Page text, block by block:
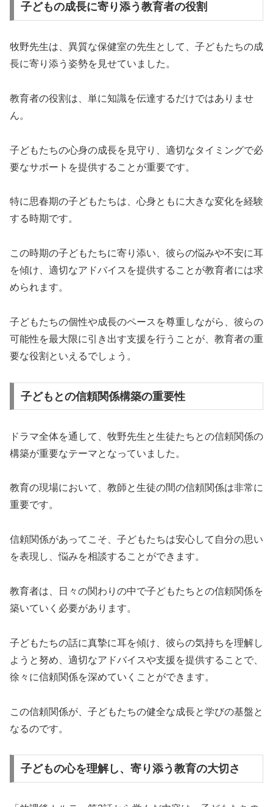
子どもの成長に寄り添う教育者の役割
牧野先生は、異質な保健室の先生として、子どもたちの成
長に寄り添う姿勢を見せていました。
教育者の役割は、単に知識を伝達するだけではありませ
ん。
子どもたちの心身の成長を見守り、適切なタイミングで必
要なサポートを提供することが重要です。
特に思春期の子どもたちは、心身ともに大きな変化を経験
する時期です。
この時期の子どもたちに寄り添い、彼らの悩みや不安に耳
を傾け、適切なアドバイスを提供することが教育者には求
められます。
子どもたちの個性や成長のペースを尊重しながら、彼らの
可能性を最大限に引き出す支援を行うことが、教育者の重
要な役割といえるでしょう。
子どもとの信頼関係構築の重要性
ドラマ全体を通して、牧野先生と生徒たちとの信頼関係の
構築が重要なテーマとなっていました。
教育の現場において、教師と生徒の間の信頼関係は非常に
重要です。
信頼関係があってこそ、子どもたちは安心して自分の思い
を表現し、悩みを相談することができます。
教育者は、日々の関わりの中で子どもたちとの信頼関係を
築いていく必要があります。
子どもたちの話に真摯に耳を傾け、彼らの気持ちを理解し
ようと努め、適切なアドバイスや支援を提供することで、
徐々に信頼関係を深めていくことができます。
この信頼関係が、子どもたちの健全な成長と学びの基盤と
なるのです。
子どもの心を理解し、寄り添う教育の大切さ